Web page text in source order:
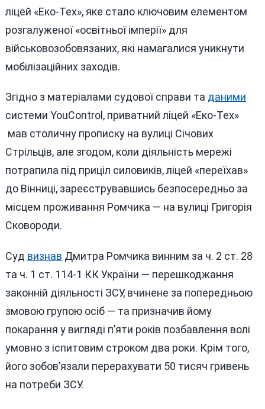
ліцей «Еко-Тех», яке стало ключовим елементом
розгалуженої «освітньої імперії» для
військовозобовязаних, які намагалися уникнути
мобілізаційних заходів.
Згідно з матеріалами судової справи та даними
системи YouControl, приватний ліцей «Еко-Тех»
мав столичну прописку на вулиці Січових
Стрільців, але згодом, коли діяльність мережі
потрапила під приціл силовиків, ліцей «переїхав»
до Вінниці, зареєструвавшись безпосередньо за
місцем проживання Ромчика — на вулиці Григорія
Сковороди.
Суд визнав Дмитра Ромчика винним за ч. 2 ст. 28
та ч. 1 ст. 114-1 КК України — перешкоджання
законній діяльності ЗСУ, вчинене за попередньою
змовою групою осіб — та призначив йому
покарання у вигляді п’яти років позбавлення волі
умовно з іспитовим строком два роки. Крім того,
його зобов’язали перерахувати 50 тисяч гривень
на потреби ЗСУ.